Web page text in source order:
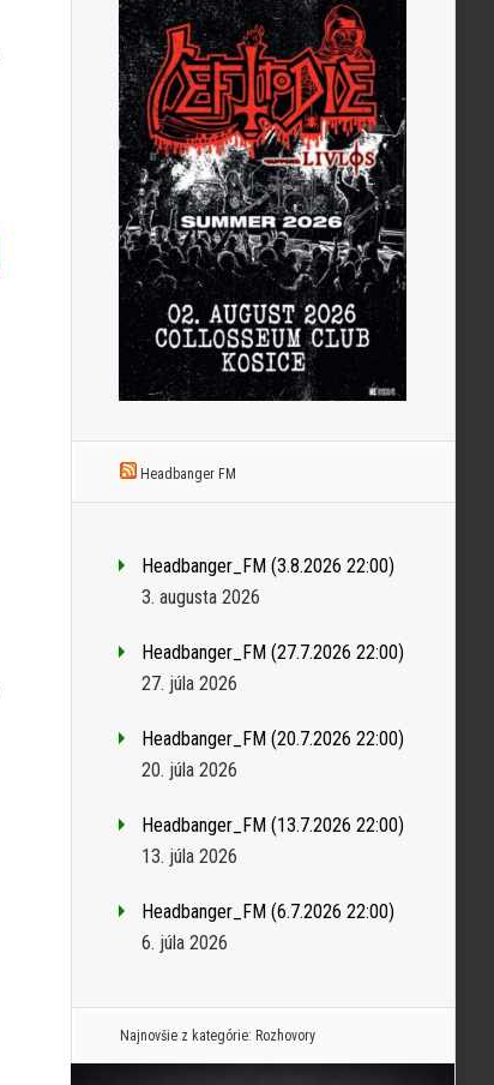
Headbanger FM
Headbanger_FM (3.8.2026 22:00)
3. augusta 2026
Headbanger_FM (27.7.2026 22:00)
27. júla 2026
Headbanger_FM (20.7.2026 22:00)
20. júla 2026
Headbanger_FM (13.7.2026 22:00)
13. júla 2026
Headbanger_FM (6.7.2026 22:00)
6. júla 2026
Najnovšie z kategórie: Rozhovory